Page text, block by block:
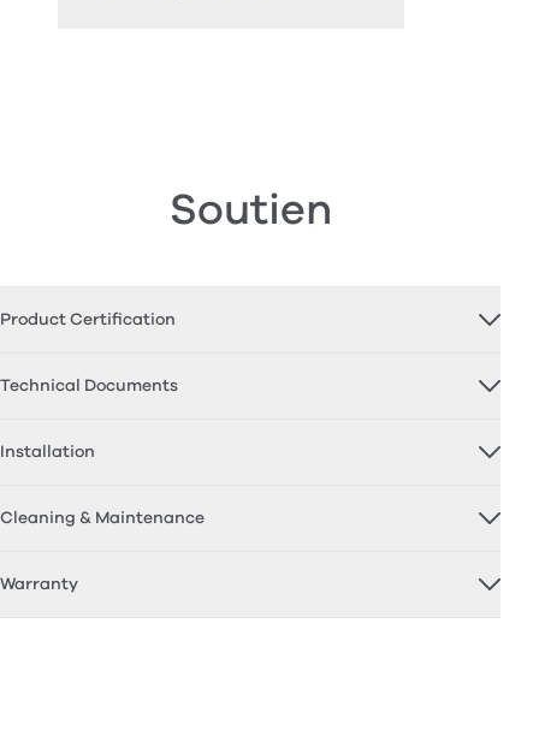
Soutien
Product Certification
Technical Documents
Installation
Cleaning & Maintenance
Warranty